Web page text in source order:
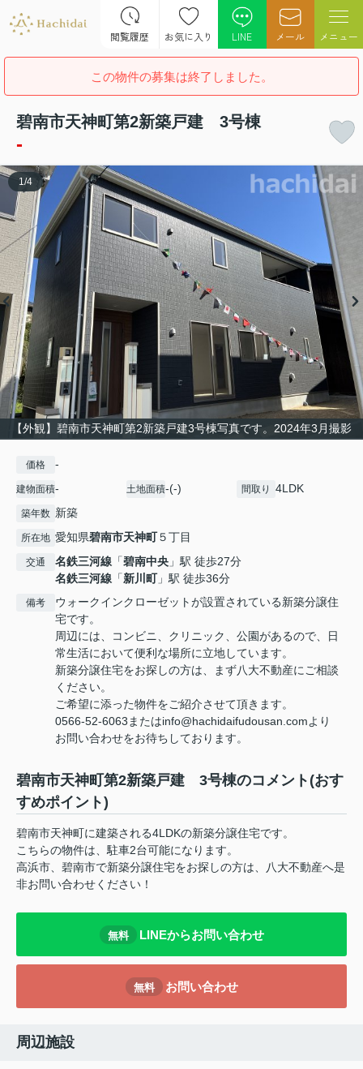
閲覧履歴 お気に入り LINE メール メニュー
この物件の募集は終了しました。
碧南市天神町第2新築戸建 3号棟
-
【外観】碧南市天神町第2新築戸建3号棟写真です。2024年3月撮影
1 /4
価格 -
建物面積- 土地面積-(-) 間取り 4LDK
築年数 新築
所在地 愛知県碧南市天神町５丁目
交通 名鉄三河線 「碧南中央 」駅 徒歩27分
名鉄三河線 「新川町」駅 徒歩36分
備考
ウォークインクローゼットが設置されている新築分譲住
宅です。
周辺には、コンビニ、クリニック、公園があるので、日
常生活において便利な場所に立地しています。
新築分譲住宅をお探しの方は、まず八大不動産にご相談
ください。
ご希望に添った物件をご紹介させて頂きます。
0566-52-6063またはinfo@hachidaifudousan.comより
お問い合わせをお待ちしております。
碧南市天神町第2新築戸建 3号棟のコメント(おす
すめポイント)
碧南市天神町に建築される4LDKの新築分譲住宅です。
こちらの物件は、駐車2台可能になります。
高浜市、碧南市で新築分譲住宅をお探しの方は、八大不動産へ是
非お問い合わせください！
無料 LINEからお問い合わせ
無料 お問い合わせ
周辺施設